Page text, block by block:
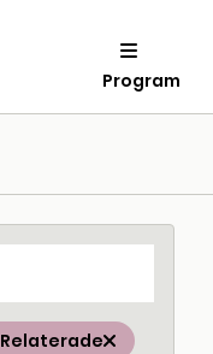
Program
Relaterade